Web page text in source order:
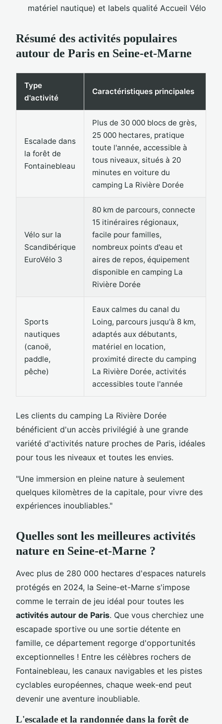
matériel nautique) et labels qualité Accueil Vélo
Résumé des activités populaires
autour de Paris en Seine-et-Marne
Type
d'activité
Caractéristiques principales
Escalade dans
la forêt de
Fontainebleau
Plus de 30 000 blocs de grès,
25 000 hectares, pratique
toute l'année, accessible à
tous niveaux, situés à 20
minutes en voiture du
camping La Rivière Dorée
Vélo sur la
Scandibérique
EuroVélo 3
80 km de parcours, connecte
15 itinéraires régionaux,
facile pour familles,
nombreux points d'eau et
aires de repos, équipement
disponible en camping La
Rivière Dorée
Sports
nautiques
(canoë,
paddle,
pêche)
Eaux calmes du canal du
Loing, parcours jusqu'à 8 km,
adaptés aux débutants,
matériel en location,
proximité directe du camping
La Rivière Dorée, activités
accessibles toute l'année
Les clients du camping La Rivière Dorée
bénéficient d'un accès privilégié à une grande
variété d'activités nature proches de Paris, idéales
pour tous les niveaux et toutes les envies.
"Une immersion en pleine nature à seulement
quelques kilomètres de la capitale, pour vivre des
expériences inoubliables."
Quelles sont les meilleures activités
nature en Seine-et-Marne ?
Avec plus de 280 000 hectares d'espaces naturels
protégés en 2024, la Seine-et-Marne s'impose
comme le terrain de jeu idéal pour toutes les
activités autour de Paris. Que vous cherchiez une
escapade sportive ou une sortie détente en
famille, ce département regorge d'opportunités
exceptionnelles ! Entre les célèbres rochers de
Fontainebleau, les canaux navigables et les pistes
cyclables européennes, chaque week-end peut
devenir une aventure inoubliable.
L'escalade et la randonnée dans la forêt de